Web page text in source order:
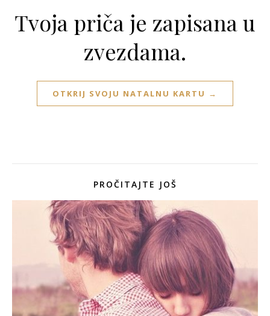
Tvoja priča je zapisana u
zvezdama.
OTKRIJ SVOJU NATALNU KARTU →
PROČITAJTE JOŠ